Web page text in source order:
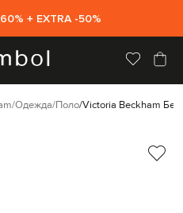
+ EXTRA -50%
Одежда Поло Victoria Beckham